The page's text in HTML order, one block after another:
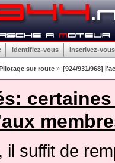
Identifiez-vous Inscrivez-vous
sur route» [924/931/968]
il suffit de